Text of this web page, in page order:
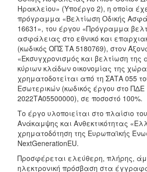
ΤΟΠΟΣ
ΠΟΛΙΤΙΣΜΟΣ
ΑΝΘΕΚΤΙΚΗ
ΠΟΛΗ
Ηρακλείου» (Υποέργο 2), η οποία
πρόγραμμα «Βελτίωση Οδικής
16631», του έργου «Πρόγραμμα
ασφάλειας στο εθνικό και
(κωδικός ΟΠΣ ΤΑ 5180769), στον
«Εκσυγχρονισμός και βελτίωση της
κύριων κλάδων οικονομίας της
χρηματοδοτείται από τη ΣΑΤΑ 055
Εσωτερικών (κωδικός έργου στο ΠΔΕ
2022ΤΑ05500000), σε ποσοστό 100%.
Το έργο υλοποιείται στο πλαίσιο
Ανάκαμψης και Ανθεκτικότητας
χρηματοδότηση της Ευρωπαϊκής
NextGenerationEU.
Προσφέρεται ελεύθερη, πλήρης,
ηλεκτρονική πρόσβαση στα